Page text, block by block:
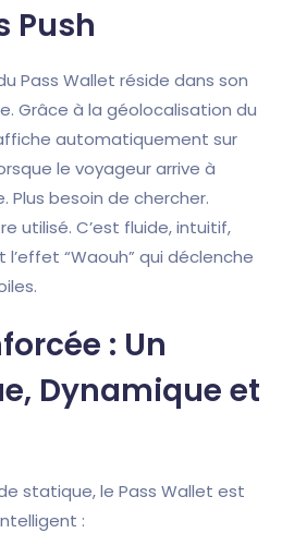
Push
Pass Wallet réside dans son
Grâce à la géolocalisation du
automatiquement sur
le voyageur arrive à
Plus besoin de chercher.
utilisé. C’est fluide, intuitif,
l’effet “Waouh” qui déclenche
: Un
Dynamique et
statique, le Pass Wallet est
: